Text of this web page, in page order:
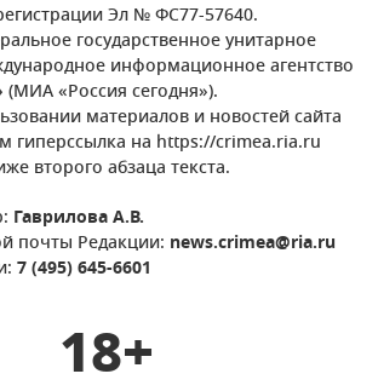
Эл № ФС77-57640.
государственное унитарное
информационное агентство
(МИА «Россия сегодня»).
материалов и новостей сайта
гиперссылка на https://crimea.ria.ru
второго абзаца текста.
Гаврилова А.В.
почты Редакции: news.crimea@ria.ru
7 (495) 645-6601
18+